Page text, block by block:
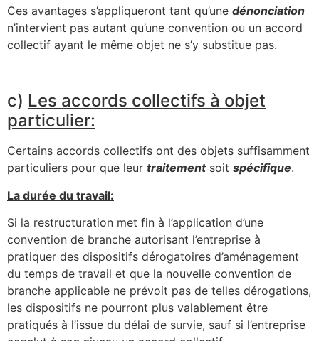
Ces avantages s’appliqueront tant qu’une dénonciation
n’intervient pas autant qu’une convention ou un accord
collectif ayant le même objet ne s’y substitue pas.
c) Les accords collectifs à objet
particulier:
Certains accords collectifs ont des objets suffisamment
particuliers pour que leur traitementsoit spécifique.
La durée du travail:
Si la restructuration met fin à l’application d’une
convention de branche autorisant l’entreprise à
pratiquer des dispositifs dérogatoires d’aménagement
du temps de travail et que la nouvelle convention de
branche applicable ne prévoit pas de telles dérogations,
les dispositifs ne pourront plus valablement être
pratiqués à l’issue du délai de survie, sauf si l’entreprise